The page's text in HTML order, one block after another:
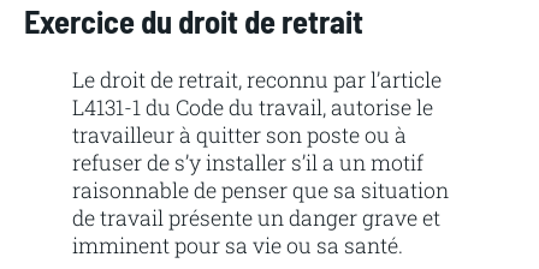
Exercice du droit de retrait
Le droit de retrait, reconnu par l’article
L4131-1 du Code du travail, autorise le
travailleur à quitter son poste ou à
refuser de s’y installer s’il a un motif
raisonnable de penser que sa situation
de travail présente un danger grave et
imminent pour sa vie ou sa santé.